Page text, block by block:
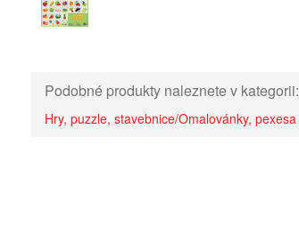
Podobné produkty naleznete v kategorii:
Hry, puzzle, stavebnice/Omalovánky, pexesa